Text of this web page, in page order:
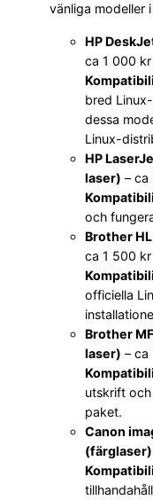
vänliga modeller
HP
ca 1 000 kr
bred
dessa
Linux-
HP
laser) – ca
och
Brother
ca 1 500 kr
officiella
Brother
laser) – ca
utskrift
paket.
Canon
(färglaser)